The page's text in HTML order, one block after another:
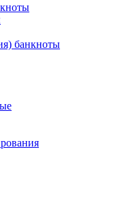
банкноты